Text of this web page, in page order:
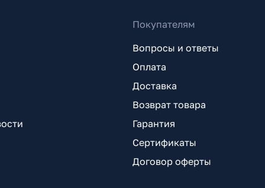
Покупателям
Вопросы и ответы
Оплата
Доставка
Возврат товара
Гарантия
Сертификаты
Договор оферты